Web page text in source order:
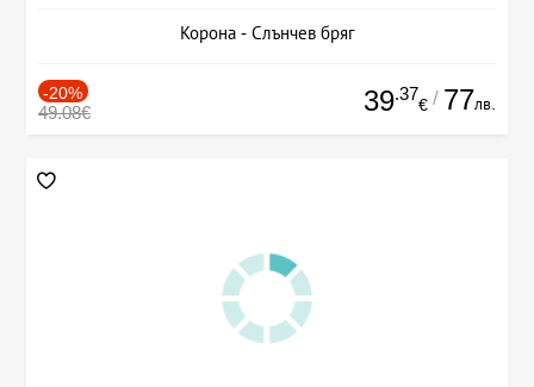
Корона - Слънчев бряг
-20%
49.08€ 39.37
€ / 77лв.